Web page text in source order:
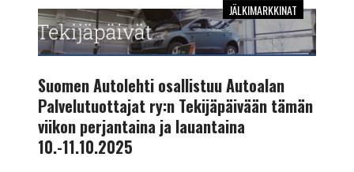
Suomen
Autolehti
osallistuu
Autoalan
Palvelutuottajat
ry:n
Tekijäpäivään
tämän
JÄLKIMARKKINAT
Suomen Autolehti osallistuu Autoalan
Palvelutuottajat ry:n Tekijäpäivään tämän
viikon perjantaina ja lauantaina
10.-11.10.2025